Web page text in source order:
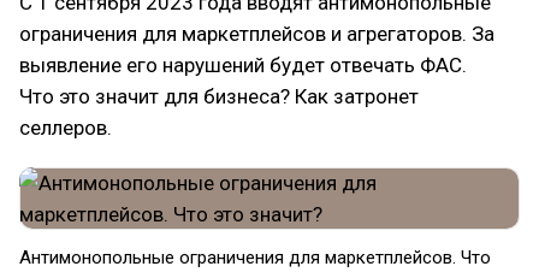
ограничения для маркетплейсов и агрегаторов. За
выявление его нарушений будет отвечать ФАС.
Что это значит для бизнеса? Как затронет
селлеров.
Антимонопольные ограничения для маркетплейсов. Что